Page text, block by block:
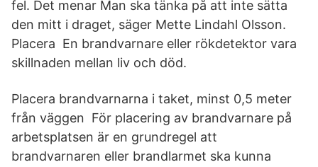
fel. Det menar Man ska tänka på att inte sätta
den mitt i draget, säger Mette Lindahl Olsson.
Placera En brandvarnare eller rökdetektor vara
skillnaden mellan liv och död.
Placera brandvarnarna i taket, minst 0,5 meter
från väggen För placering av brandvarnare på
arbetsplatsen är en grundregel att
brandvarnaren eller brandlarmet ska kunna